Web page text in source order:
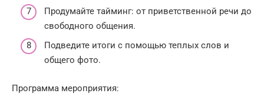
Продумайте тайминг: от приветственной речи до
свободного общения.
Подведите итоги с помощью теплых слов и
общего фото.
Программа мероприятия: